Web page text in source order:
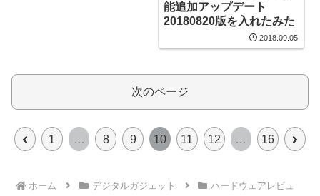
能追加アップデート
20180820版を入れたみた
2018.09.05
次のページ
前
1 … 8 9 10 11 12 … 16
次
ホーム デジタルガジェット
ハードウェアレビュ